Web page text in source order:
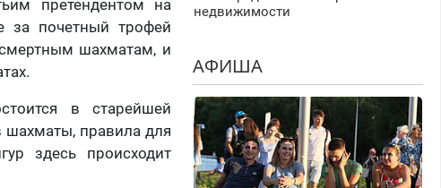
претендентом на
за почетный трофей
шахматам, и
в старейшей
правила для
здесь происходит
недвижимости
АФИША